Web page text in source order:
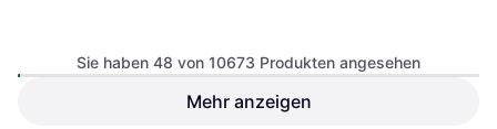
Puky LS-PRO 24-8 24 Zoll
Scott Addict 50 Carbon
Sie haben 48 von 10673 Produkten angesehen
Mehr anzeigen